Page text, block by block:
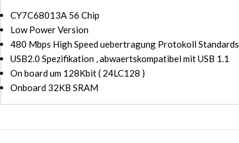
CY7C68013A 56 Chip
Low Power Version
480 Mbps High Speed uebertragung Protokoll Standards
USB2.0 Spezifikation , abwaertskompatibel mit USB 1.1
On board um 128Kbit ( 24LC128 )
Onboard 32KB SRAM